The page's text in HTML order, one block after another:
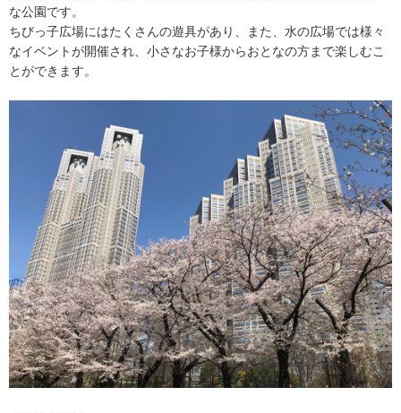
な公園です。
ちびっ子広場にはたくさんの遊具があり、また、水の広場では様々
なイベントが開催され、小さなお子様からおとなの方まで楽しむこ
とができます。